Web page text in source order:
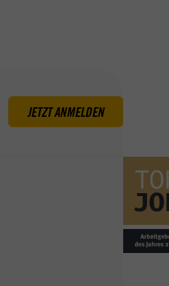
JETZT ANMELDEN